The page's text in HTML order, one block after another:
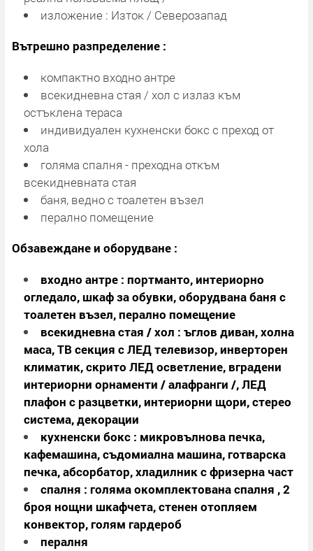
изложение : Изток / Северозапад
Вътрешно разпределение :
компактно входно антре
всекидневна стая / хол с излаз към
остъклена тераса
индивидуален кухненски бокс с преход от
хола
голяма спалня - преходна откъм
всекидневната стая
баня, ведно с тоалетен възел
перално помещение
Обзавеждане и оборудване :
входно антре : портманто, интериорно
огледало, шкаф за обувки, оборудвана баня с
тоалетен възел, перално помещение
всекидневна стая / хол : ъглов диван, холна
маса, ТВ секция с ЛЕД телевизор, инверторен
климатик, скрито ЛЕД осветление, вградени
интериорни орнаменти / алафранги /, ЛЕД
плафон с разцветки, интериорни щори, стерео
система, декорации
кухненски бокс : микровълнова печка,
кафемашина, съдомиална машина, готварска
печка, абсорбатор, хладилник с фризерна част
спалня : голяма окомплектована спалня , 2
броя нощни шкафчета, стенен отопляем
конвектор, голям гардероб
пералня